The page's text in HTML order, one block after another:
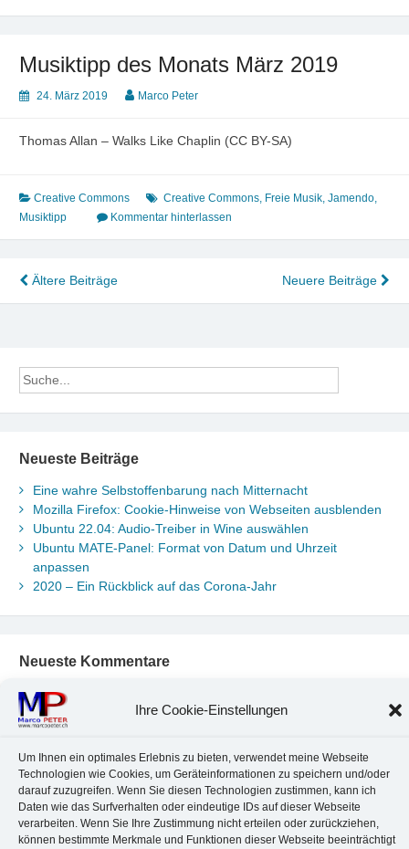
Ihre Cookie-Einstellungen
Um Ihnen ein optimales Erlebnis zu bieten, verwendet meine Webseite
Technologien wie Cookies, um Geräteinformationen zu speichern und/oder
darauf zuzugreifen. Wenn Sie diesen Technologien zustimmen, kann ich
Daten wie das Surfverhalten oder eindeutige IDs auf dieser Webseite
verarbeiten. Wenn Sie Ihre Zustimmung nicht erteilen oder zurückziehen,
können bestimmte Merkmale und Funktionen dieser Webseite beeinträchtigt
Musiktipp des Monats März 2019
24. März 2019 Marco Peter
Thomas Allan – Walks Like Chaplin (CC BY-SA)
Creative Commons Creative Commons, Freie Musik, Jamendo,
Musiktipp
Kommentar hinterlassen
Beitragsnavigation
Ältere Beiträge Neuere Beiträge
Neueste Beiträge
Eine wahre Selbstoffenbarung nach Mitternacht
Mozilla Firefox: Cookie-Hinweise von Webseiten ausblenden
Ubuntu 22.04: Audio-Treiber in Wine auswählen
Ubuntu MATE-Panel: Format von Datum und Uhrzeit
anpassen
2020 – Ein Rückblick auf das Corona-Jahr
Neueste Kommentare
Chr. Kotte
Marco Peter
Ubuntu MATE-Panel: Format von Datum und
Uhrzeit anpassen
Johannes
zu
Ubuntu MATE-Panel: Format von Datum und
Uhrzeit anpassen
Brummel HerbolzheimzuMusik-Portrait Nr. 1: Les Assoiffés
aus Mittelbergheim
Marco PeterzuVereinfachte Installation von Brother-Geräten